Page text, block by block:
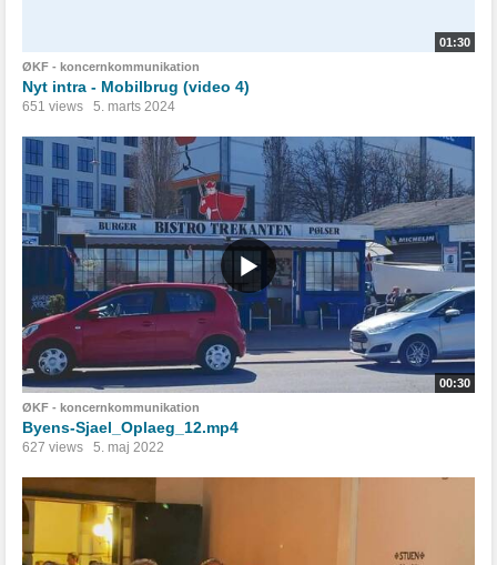
01:30
ØKF - koncernkommunikation
Nyt intra - Mobilbrug (video 4)
651 views 5. marts 2024
00:30
ØKF - koncernkommunikation
Byens-Sjael_Oplaeg_12.mp4
627 views 5. maj 2022